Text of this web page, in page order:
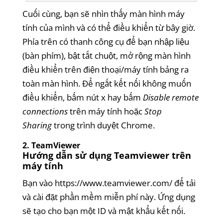
Cuối cùng, bạn sẽ nhìn thấy màn hình máy
tính của mình và có thể điều khiển từ bây giờ.
Phía trên có thanh công cụ để bạn nhập liệu
(bàn phím), bật tắt chuột, mở rộng màn hình
điều khiển trên điện thoại/máy tính bảng ra
toàn màn hình. Để ngắt kết nối không muốn
điều khiển, bấm nút x hay bấm Disable remote
connectionstrên máy tính hoặcStop
Sharingtrong trình duyệt Chrome.
2. TeamViewer
Hướng dẫn sử dụng Teamviewer trên
máy tính
Bạn vào https://www.teamviewer.com/để tải
và cài đặt phần mềm miễn phí này. Ứng dụng
sẽ tạo cho bạn một ID và mật khẩu kết nối.